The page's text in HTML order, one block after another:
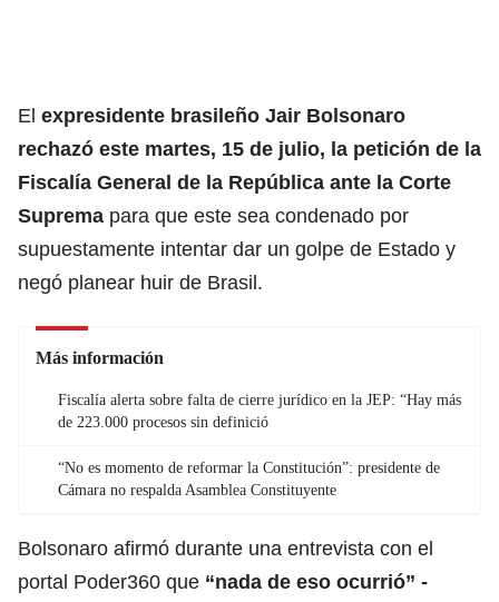
El expresidente brasileño Jair Bolsonaro
rechazó este martes, 15 de julio, la petición de la
Fiscalía General de la República ante la Corte
Suprema para que este sea condenado por
supuestamente intentar dar un golpe de Estado y
negó planear huir de Brasil.
Más información
Fiscalía alerta sobre falta de cierre jurídico en la JEP: “Hay más
de 223.000 procesos sin definició
“No es momento de reformar la Constitución”: presidente de
Cámara no respalda Asamblea Constituyente
Bolsonaro afirmó durante una entrevista con el
portal Poder360 que “nada de eso ocurrió” -